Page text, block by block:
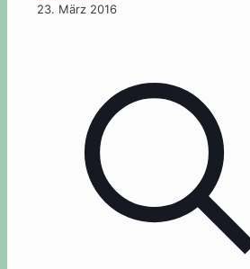
23. März 2016